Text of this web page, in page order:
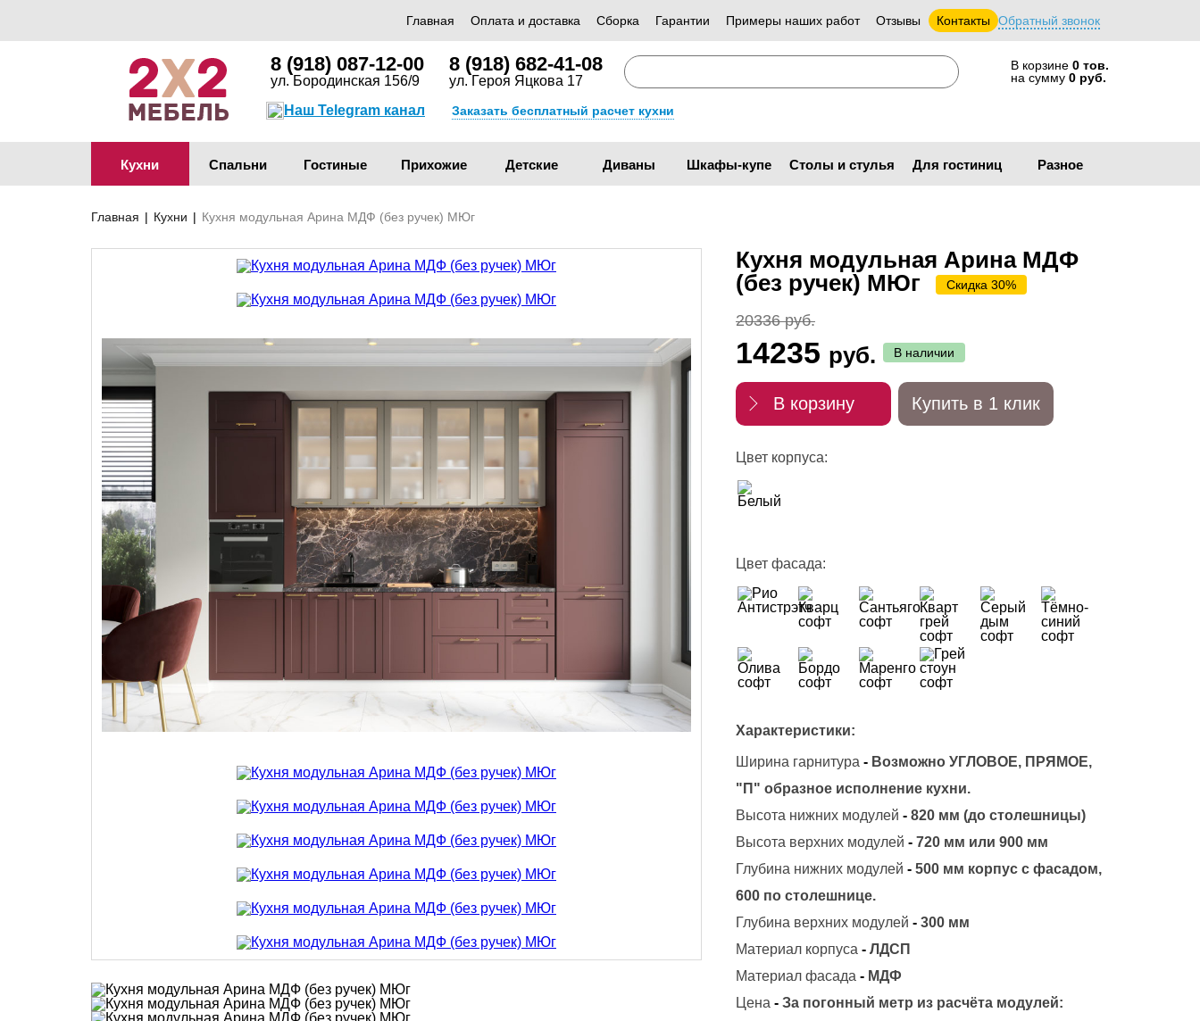
Главная Оплата и доставка Сборка Гарантии Примеры наших работ Отзывы Контакты Обратный звонок
8 (918) 087-12-00
ул. Бородинская 156/9
8 (918) 682-41-08
ул. Героя Яцкова 17
В корзине 0 тов.
на сумму 0 руб.
Наш Telegram канал Заказать бесплатный расчет кухни
Кухни Спальни Гостиные Прихожие Детские Диваны Шкафы-купе Столы и стулья Для гостиниц Разное
Главная | Кухни | Кухня модульная Арина МДФ (без ручек) МЮг
Кухня модульная Арина МДФ
(без ручек) МЮг
Скидка 30%
20336 руб.
14235 руб. В наличии
В корзину Купить в 1 клик
Цвет корпуса:
Цвет фасада:
Характеристики:
Ширина гарнитура - Возможно УГЛОВОЕ, ПРЯМОЕ,
"П" образное исполнение кухни.
Высота нижних модулей - 820 мм (до столешницы)
Высота верхних модулей - 720 мм или 900 мм
Глубина нижних модулей - 500 мм корпус с фасадом,
600 по столешнице.
Глубина верхних модулей - 300 мм
Материал корпуса - ЛДСП
Материал фасада - МДФ
Цена - За погонный метр из расчёта модулей: